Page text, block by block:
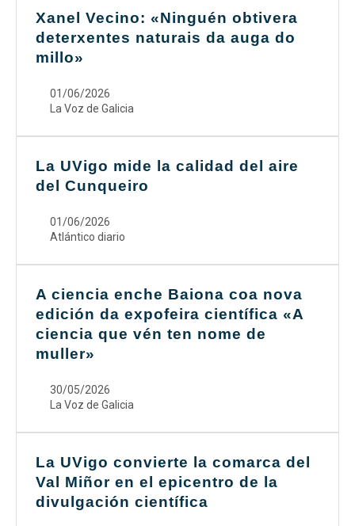
Xanel Vecino: «Ninguén obtivera
deterxentes naturais da auga do
millo»
01/06/2026
La Voz de Galicia
La UVigo mide la calidad del aire
del Cunqueiro
01/06/2026
Atlántico diario
A ciencia enche Baiona coa nova
edición da expofeira científica «A
ciencia que vén ten nome de
muller»
30/05/2026
La Voz de Galicia
La UVigo convierte la comarca del
Val Miñor en el epicentro de la
divulgación científica